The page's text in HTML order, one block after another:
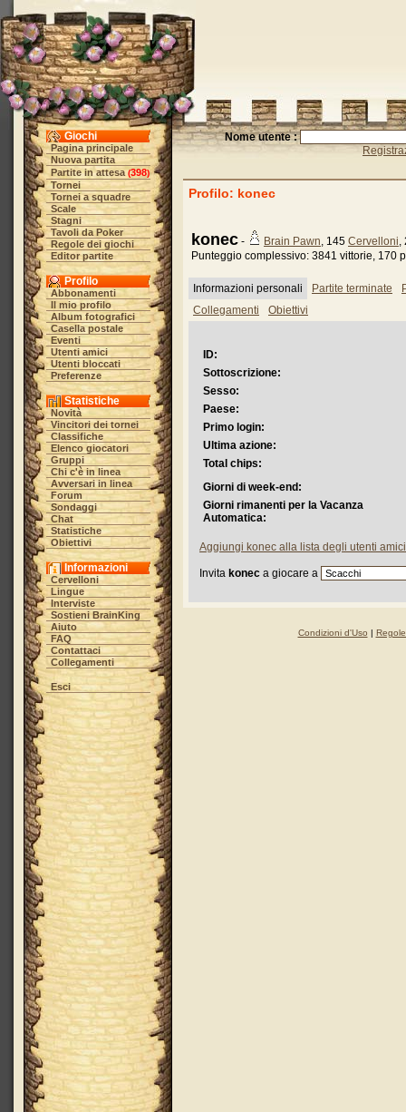
Giochi
Pagina principale
Nuova partita
Partite in attesa (398)
Tornei
Tornei a squadre
Scale
Stagni
Tavoli da Poker
Regole dei giochi
Editor partite
Profilo
Abbonamenti
Il mio profilo
Album fotografici
Casella postale
Eventi
Utenti amici
Utenti bloccati
Preferenze
Statistiche
Novità
Vincitori dei tornei
Classifiche
Elenco giocatori
Gruppi
Chi c'è in linea
Avversari in linea
Forum
Sondaggi
Chat
Statistiche
Obiettivi
Informazioni
Cervelloni
Lingue
Interviste
Sostieni BrainKing
Aiuto
FAQ
Contattaci
Collegamenti
Esci
Nome utente :
Profilo: konec
konec - Brain Pawn, 145 Cervelloni,
Punteggio complessivo: 3841 vittorie, 170
Informazioni personali Partite terminate
Collegamenti
Obiettivi
ID:
Sottoscrizione:
Sesso:
Paese:
Primo login:
Ultima azione:
Total chips:
Giorni di week-end:
Giorni rimanenti per la Vacanza
Automatica:
Aggiungi konec alla lista degli utenti amici
Invita konec a giocare a
Condizioni d'Uso |